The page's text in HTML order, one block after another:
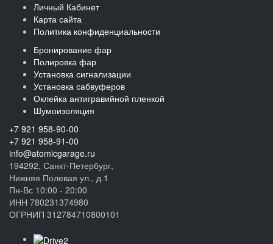
Личный Кабинет
Карта сайта
Политика конфиденциальности
Бронирование фар
Полировка фар
Установка сигнализации
Установка сабвуферов
Оклейка антигравийной пленкой
Шумоизоляция
+7 921 958-90-00
+7 921 958-91-00
info@atomicgarage.ru
194292, Санкт-Петербург,
Нижняя Полевая ул., д.1
Пн-Вс 10:00 - 20:00
ИНН 780231374980
ОГРНИП 312784710800101